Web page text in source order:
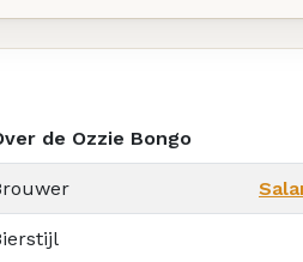
de Ozzie Bongo